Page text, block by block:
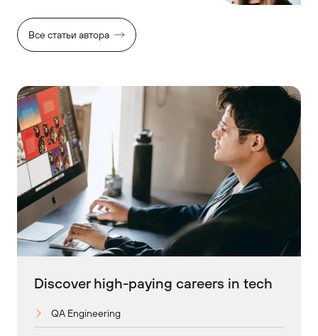
Все статьи автора
Discover high-paying careers in tech
QA Engineering